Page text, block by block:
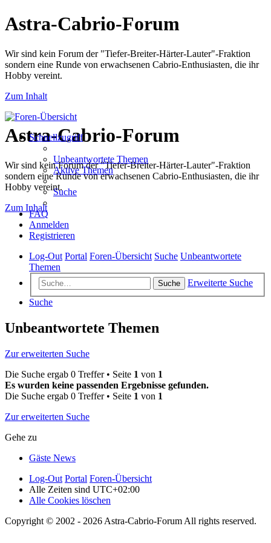
Astra-Cabrio-Forum
Wir sind kein Forum der "Tiefer-Breiter-Härter-Lauter"-Fraktion
sondern eine Runde von erwachsenen Cabrio-Enthusiasten, die ihr
Hobby vereint.
Zum Inhalt
Astra-Cabrio-Forum
Wir sind kein Forum der "Tiefer-Breiter-Härter-Lauter"-Fraktion
sondern eine Runde von erwachsenen Cabrio-Enthusiasten, die ihr
Hobby vereint.
Zum Inhalt
Schnellzugriff
Unbeantwortete Themen
Aktive Themen
Suche
FAQ
Anmelden
Registrieren
Log-Out Portal Foren-Übersicht Suche Unbeantwortete
Themen
Suche
Erweiterte Suche
Suche
Unbeantwortete Themen
Zur erweiterten Suche
Die Suche ergab 0 Treffer • Seite 1 von 1
Es wurden keine passenden Ergebnisse gefunden.
Die Suche ergab 0 Treffer • Seite 1 von 1
Zur erweiterten Suche
Gehe zu
Gäste News
Log-Out Portal Foren-Übersicht
Alle Zeiten sind UTC+02:00
Alle Cookies löschen
Copyright © 2002 - 2026 Astra-Cabrio-Forum All rights reserved.